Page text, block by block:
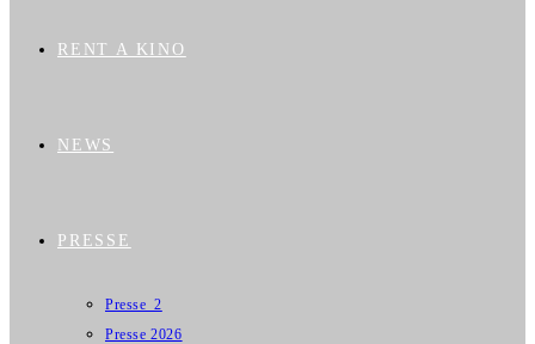
RENT A KINO
NEWS
PRESSE
Presse_2
Presse 2026